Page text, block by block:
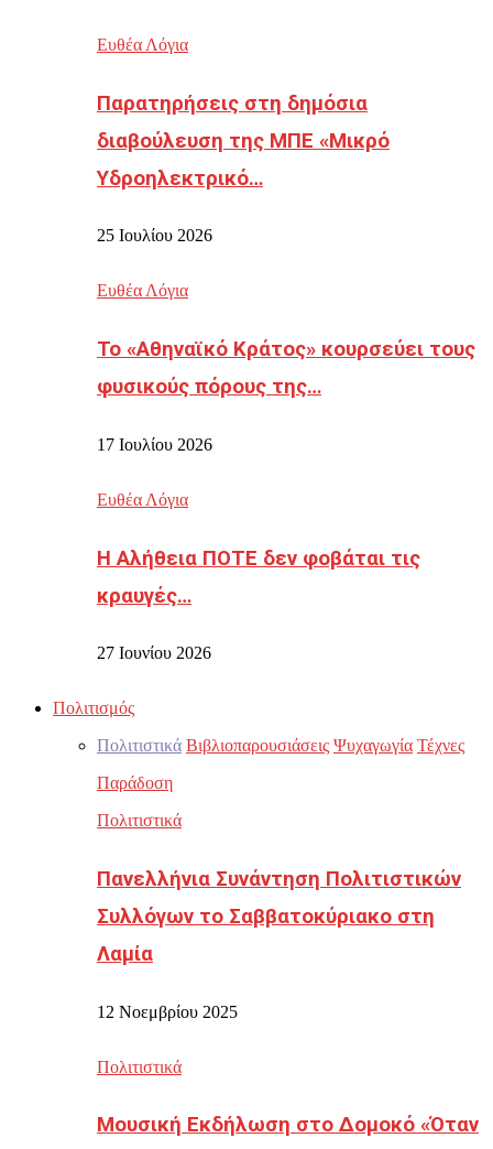
Ευθέα Λόγια
Παρατηρήσεις στη δημόσια
διαβούλευση της ΜΠΕ «Μικρό
Υδροηλεκτρικό…
25 Ιουλίου 2026
Ευθέα Λόγια
Το «Αθηναϊκό Κράτος» κουρσεύει τους
φυσικούς πόρους της…
17 Ιουλίου 2026
Ευθέα Λόγια
Η Αλήθεια ΠΟΤΕ δεν φοβάται τις
κραυγές…
27 Ιουνίου 2026
Πολιτισμός
Πολιτιστικά Βιβλιοπαρουσιάσεις Ψυχαγωγία Τέχνες
Παράδοση
Πολιτιστικά
Πανελλήνια Συνάντηση Πολιτιστικών
Συλλόγων το Σαββατοκύριακο στη
Λαμία
12 Νοεμβρίου 2025
Πολιτιστικά
Μουσική Εκδήλωση στο Δομοκό «Όταν